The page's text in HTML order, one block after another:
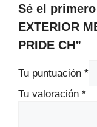
Sé el
EXTERIOR
PRIDE CH”
Tu puntuación *
Tu valoración *